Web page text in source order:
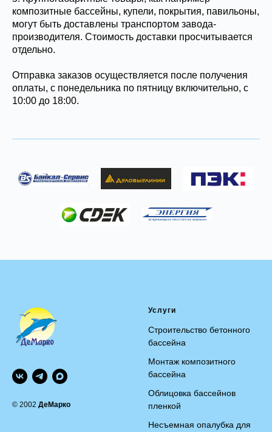
композитные бассейны, купели, покрытия, павильоны,
могут быть доставлены транспортом завода-
производителя. Стоимость доставки просчитывается
отдельно.
Отправка заказов осуществляется после получения
оплаты, с понедельника по пятницу включительно, с
10:00 до 18:00.
© 2002 ДеМарко
Услуги
Строительство бетонного
бассейна
Монтаж композитного
бассейна
Облицовка бассейнов
пленкой
Несъемная опалубка для